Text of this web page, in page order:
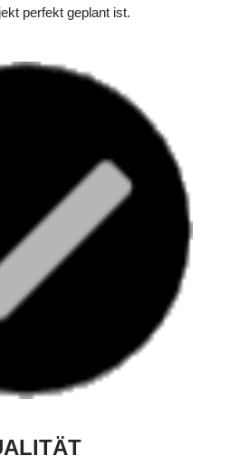
perfekt geplant ist.